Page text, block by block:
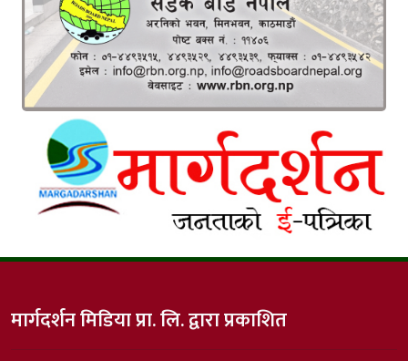
मार्गदर्शन मिडिया प्रा. लि. द्वारा प्रकाशित